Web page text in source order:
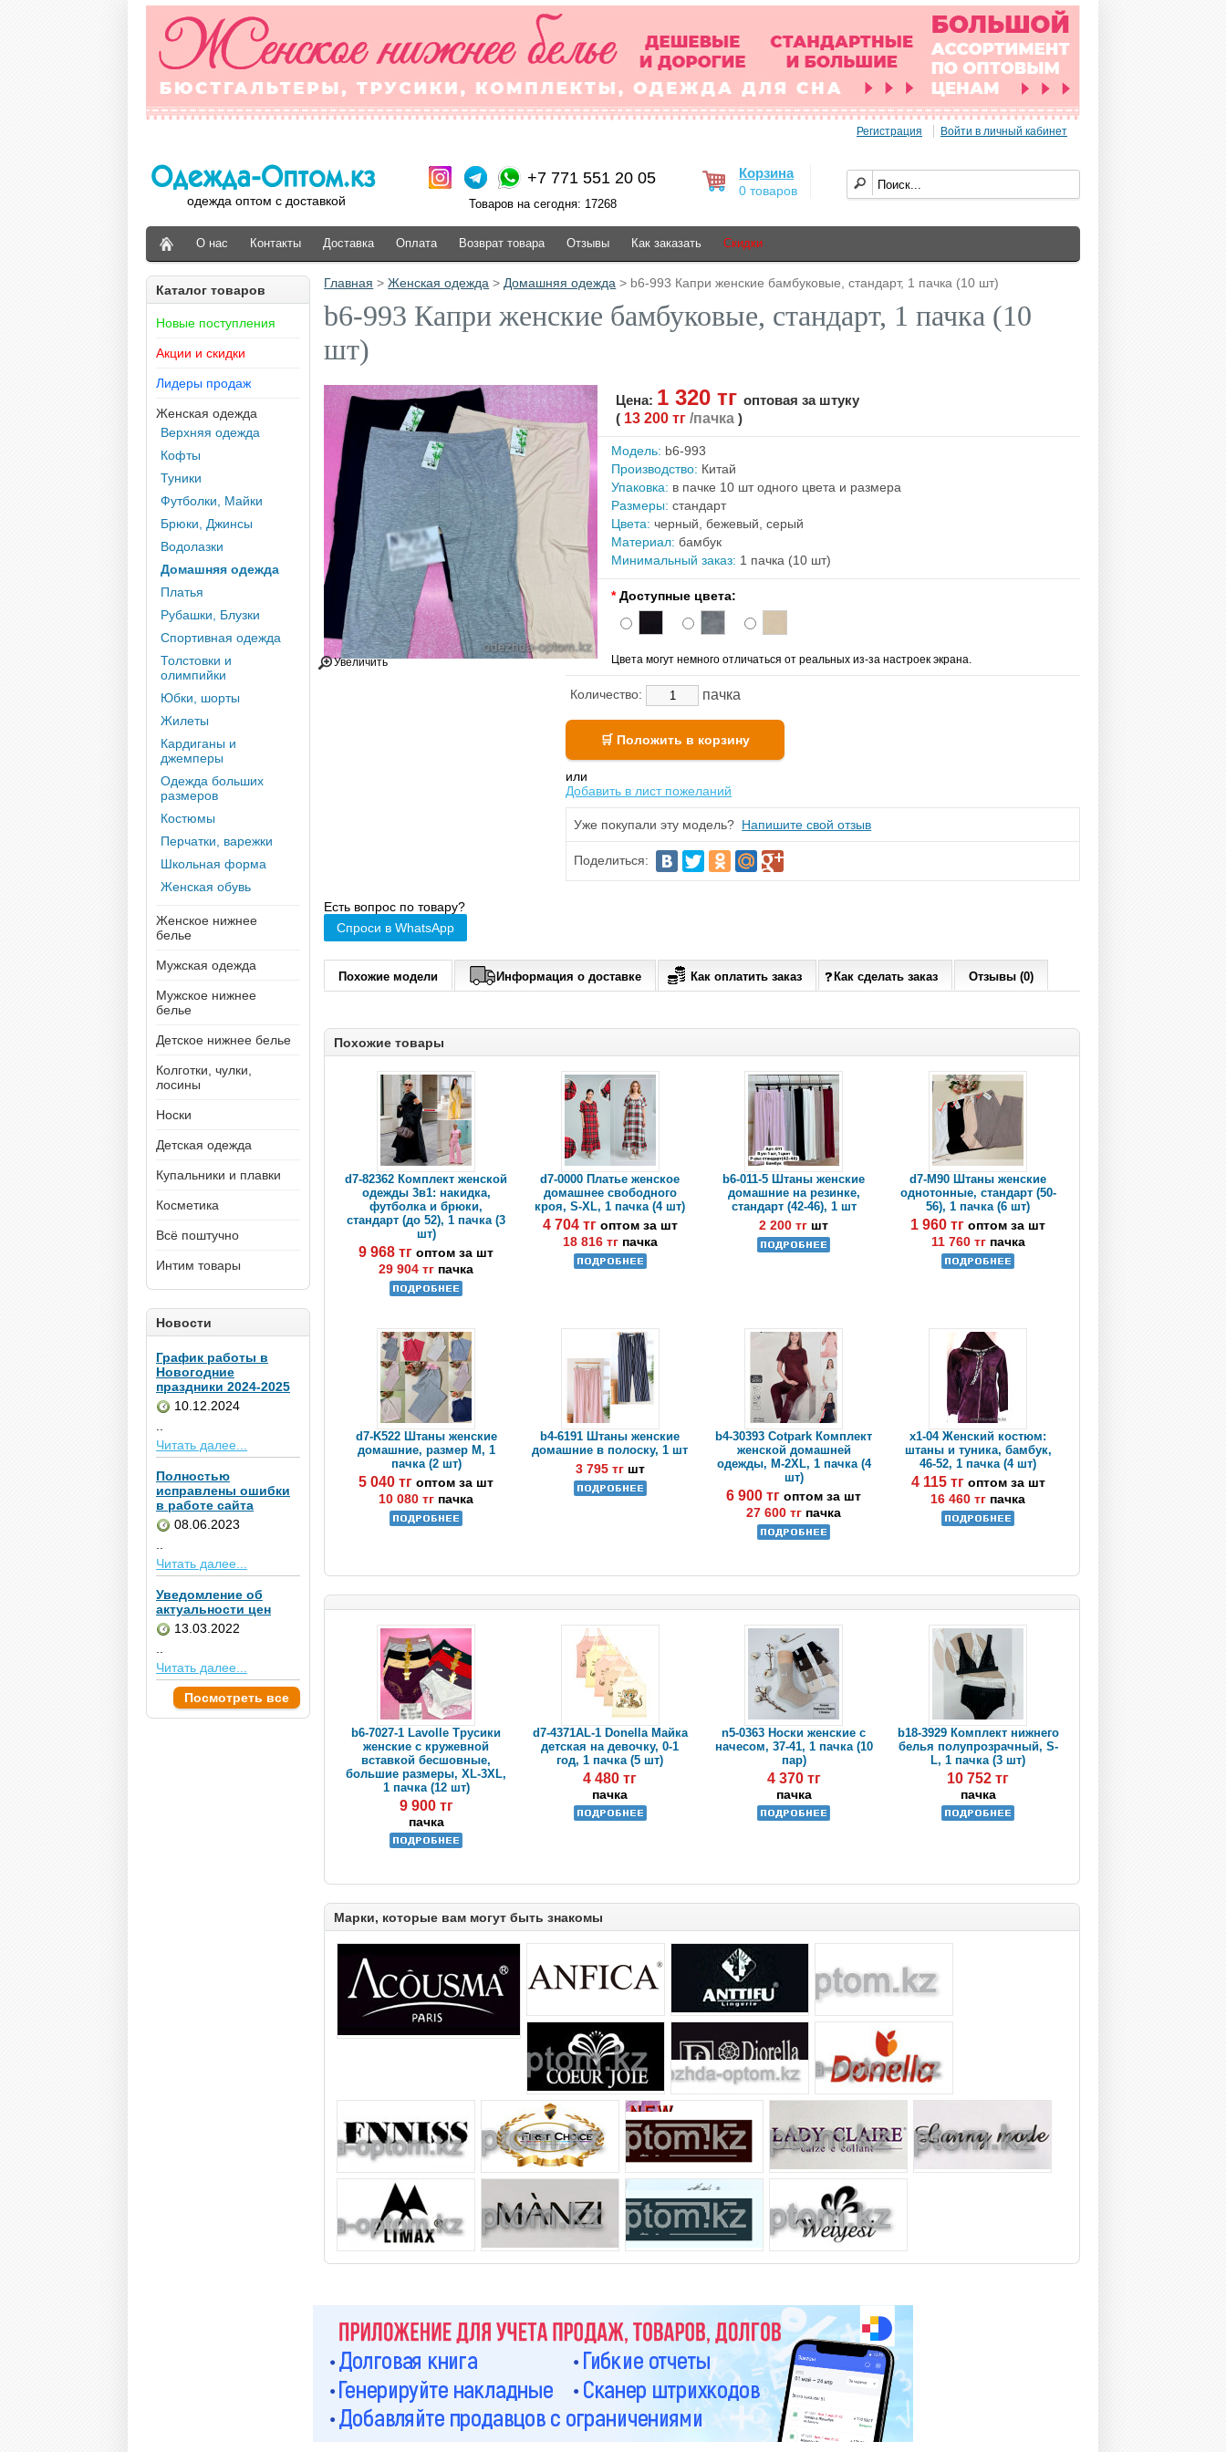
Регистрация Войти в личный кабинет
одежда оптом с доставкой
+7 771 551 20 05
Товаров на сегодня: 17268
Корзина
0 товаров
О нас Контакты Доставка Оплата Возврат товара Отзывы Как заказать Скидки
Каталог товаров
Новые поступления
Акции и скидки
Лидеры продаж
Женская одежда
Верхняя одежда
Кофты
Туники
Футболки, Майки
Брюки, Джинсы
Водолазки
Домашняя одежда
Платья
Рубашки, Блузки
Спортивная одежда
Толстовки и
олимпийки
Юбки, шорты
Жилеты
Кардиганы и
джемперы
Одежда больших
размеров
Костюмы
Перчатки, варежки
Школьная форма
Женская обувь
Женское нижнее
белье
Мужская одежда
Мужское нижнее
белье
Детское нижнее белье
Колготки, чулки,
лосины
Носки
Детская одежда
Купальники и плавки
Косметика
Всё поштучно
Интим товары
Главная >Женская одежда > Домашняя одежда > b6-993 Капри женские бамбуковые, стандарт, 1 пачка (10 шт)
b6-993 Капри женские бамбуковые, стандарт, 1 пачка (10
шт)
Увеличить
Цена: 1 320 тгоптовая за штуку
( 13 200 тг/пачка)
Модель: b6-993
Производство: Китай
Упаковка: в пачке 10 шт одного цвета и размера
Размеры: стандарт
Цвета: черный, бежевый, серый
Материал: бамбук
Минимальный заказ: 1 пачка (10 шт)
* Доступные цвета:
Цвета могут немного отличаться от реальных из-за настроек экрана.
Количество: пачка
или
Добавить в лист пожеланий
Уже покупали эту модель? Напишите свой отзыв
Поделиться:
Есть вопрос по товару?
Спроси в WhatsApp
Похожие модели Информация о доставке Как оплатить заказ Как сделать заказ Отзывы (0)
Похожие товары
d7-82362 Комплект женской
одежды 3в1: накидка,
футболка и брюки,
стандарт (до 52), 1 пачка (3
шт)
9 968 тгоптом за шт
29 904 тг пачка
d7-0000 Платье женское
домашнее свободного
кроя, S-XL, 1 пачка (4 шт)
4 704 тг оптом за шт
18 816 тг пачка
b6-011-5 Штаны женские
домашние на резинке,
стандарт (42-46), 1 шт
2 200 тг шт
d7-M90 Штаны женские
однотонные, стандарт (50-
56), 1 пачка (6 шт)
1 960 тгоптом за шт
11 760 тг пачка
d7-K522 Штаны женские
домашние, размер M, 1
пачка (2 шт)
5 040 тгоптом за шт
10 080 тг пачка
b4-6191 Штаны женские
домашние в полоску, 1 шт
3 795 тг шт
b4-30393 Cotpark Комплект
женской домашней
одежды, M-2XL, 1 пачка (4
шт)
6 900 тгоптом за шт
27 600 тг пачка
x1-04 Женский костюм:
штаны и туника, бамбук,
46-52, 1 пачка (4 шт)
4 115 тг оптом за шт
16 460 тг пачка
b6-7027-1 Lavolle Трусики
женские с кружевной
вставкой бесшовные,
большие размеры, XL-3XL,
1 пачка (12 шт)
9 900 тг
пачка
d7-4371AL-1 Donella Майка
детская на девочку, 0-1
год, 1 пачка (5 шт)
4 480 тг
пачка
n5-0363 Носки женские с
начесом, 37-41, 1 пачка (10
пар)
4 370 тг
пачка
b18-3929 Комплект нижнего
белья полупрозрачный, S-
L, 1 пачка (3 шт)
10 752 тг
пачка
Марки, которые вам могут быть знакомы
Новости
График работы в
Новогодние
праздники 2024-2025
10.12.2024
..
Читать далее...
Полностью
исправлены ошибки
в работе сайта
08.06.2023
..
Читать далее...
Уведомление об
актуальности цен
13.03.2022
..
Читать далее...
Посмотреть все